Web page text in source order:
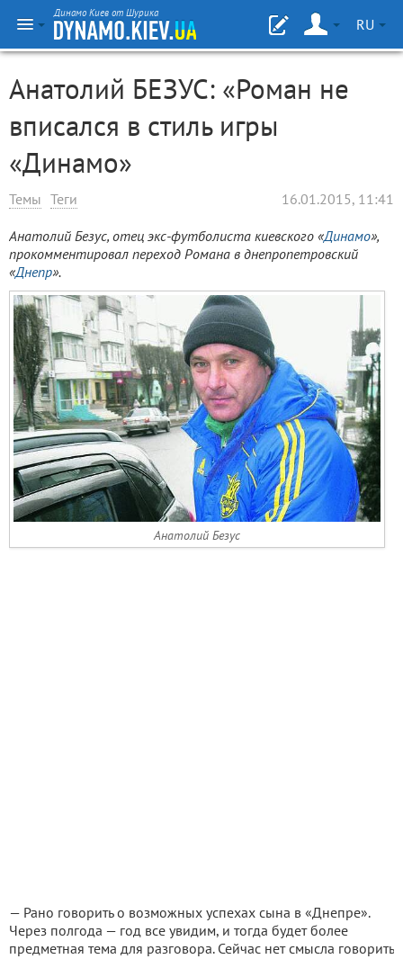
Динамо Киев от Шурика
RU
Анатолий БЕЗУС: «Роман не
вписался в стиль игры
«Динамо»
Темы Теги 16.01.2015, 11:41
Анатолий Безус, отец экс-футболиста киевского «Динамо»,
прокомментировал переход Романа в днепропетровский
«Днепр».
Анатолий Безус
— Рано говорить о возможных успехах сына в «Днепре».
Через полгода — год все увидим, и тогда будет более
предметная тема для разговора. Сейчас нет смысла говорить